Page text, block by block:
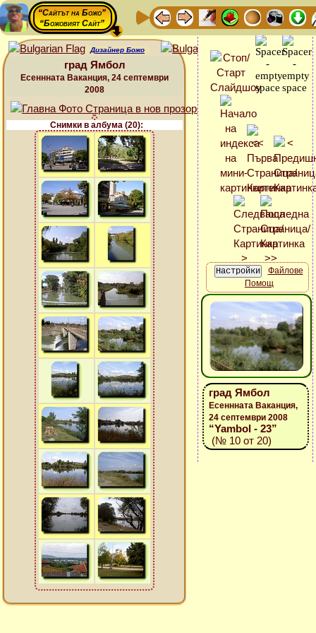
“Сайтът на Божо”
“Божовият Сайт”
Дизайнер Божо
град Ямбол
Есеннната Ваканция, 24 септември
2008
Снимки в албума (20):
Файлове
Помощ
град Ямбол
Есеннната Ваканция,
24 септември 2008
“Yambol - 23”
(№ 10 от 20)